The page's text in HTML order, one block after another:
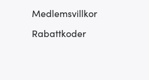
Medlemsvillkor
Rabattkoder